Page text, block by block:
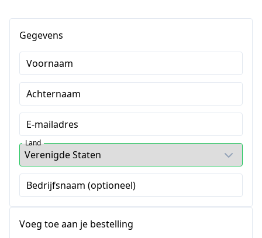
Gegevens
Voornaam
Achternaam
E-mailadres
Land
Bedrijfsnaam (optioneel)
Voeg toe aan je bestelling